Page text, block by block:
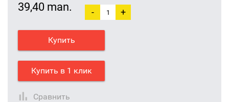
39,40 man. - +
Купить
Купить в 1 клик
Сравнить